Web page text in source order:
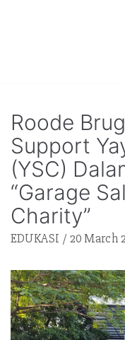
Roode
Support
(YSC)
“Garage
Charity”
EDUKASI 20 March